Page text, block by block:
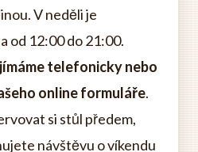
V neděli je
od 12:00 do 21:00.
telefonicky nebo
online formuláře.
si stůl předem,
návštěvu o víkendu